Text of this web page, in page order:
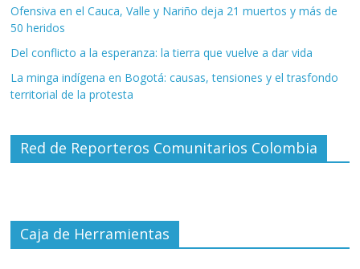
Ofensiva en el Cauca, Valle y Nariño deja 21 muertos y más de
50 heridos
Del conflicto a la esperanza: la tierra que vuelve a dar vida
La minga indígena en Bogotá: causas, tensiones y el trasfondo
territorial de la protesta
Red de Reporteros Comunitarios Colombia
Caja de Herramientas